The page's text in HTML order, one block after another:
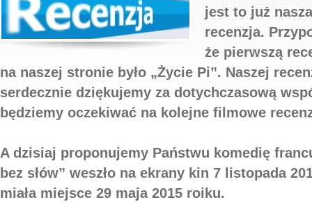
jest to już
recenzja.
że pierwszą
na naszej stronie było „Życie Pi”. Naszej
serdecznie dziękujemy za dotychczasową
będziemy oczekiwać na kolejne filmowe
A dzisiaj proponujemy Państwu komedię
bez słów” weszło na ekrany kin 7 listopada
miała miejsce 29 maja 2015 roiku.